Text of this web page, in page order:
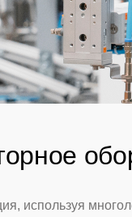
используя